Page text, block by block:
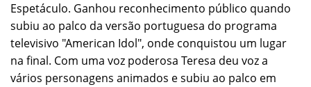
Espetáculo. Ganhou reconhecimento público quando
subiu ao palco da versão portuguesa do programa
televisivo "American Idol", onde conquistou um lugar
na final. Com uma voz poderosa Teresa deu voz a
vários personagens animados e subiu ao palco em